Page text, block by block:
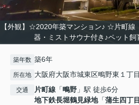
【外観】☆2020年築マンション♪ ☆片町
器・ミストサウナ付き♪ペット飼
築年数 築6年
所在地 大阪府大阪市城東区鴫野東１丁
交通 片町線 「鴫野 」駅 徒歩6分
地下鉄長堀鶴見緑地「蒲生四丁目